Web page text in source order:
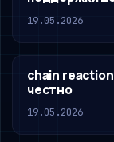
19.05.2026
chain
честно
19.05.2026